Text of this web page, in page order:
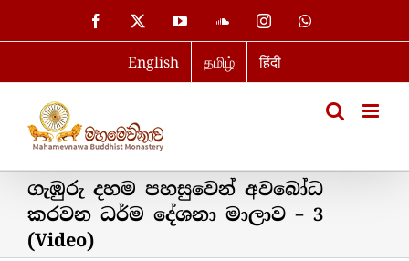
to
Facebook YouTubeSoundCloud
InstagramWhatsApp
English தமிழ் हिंदी
ගැඹුරු දහම පහසුවෙන් අවබෝධ
කරවන ධර්ම දේශනා මාලාව – 3
(Video)